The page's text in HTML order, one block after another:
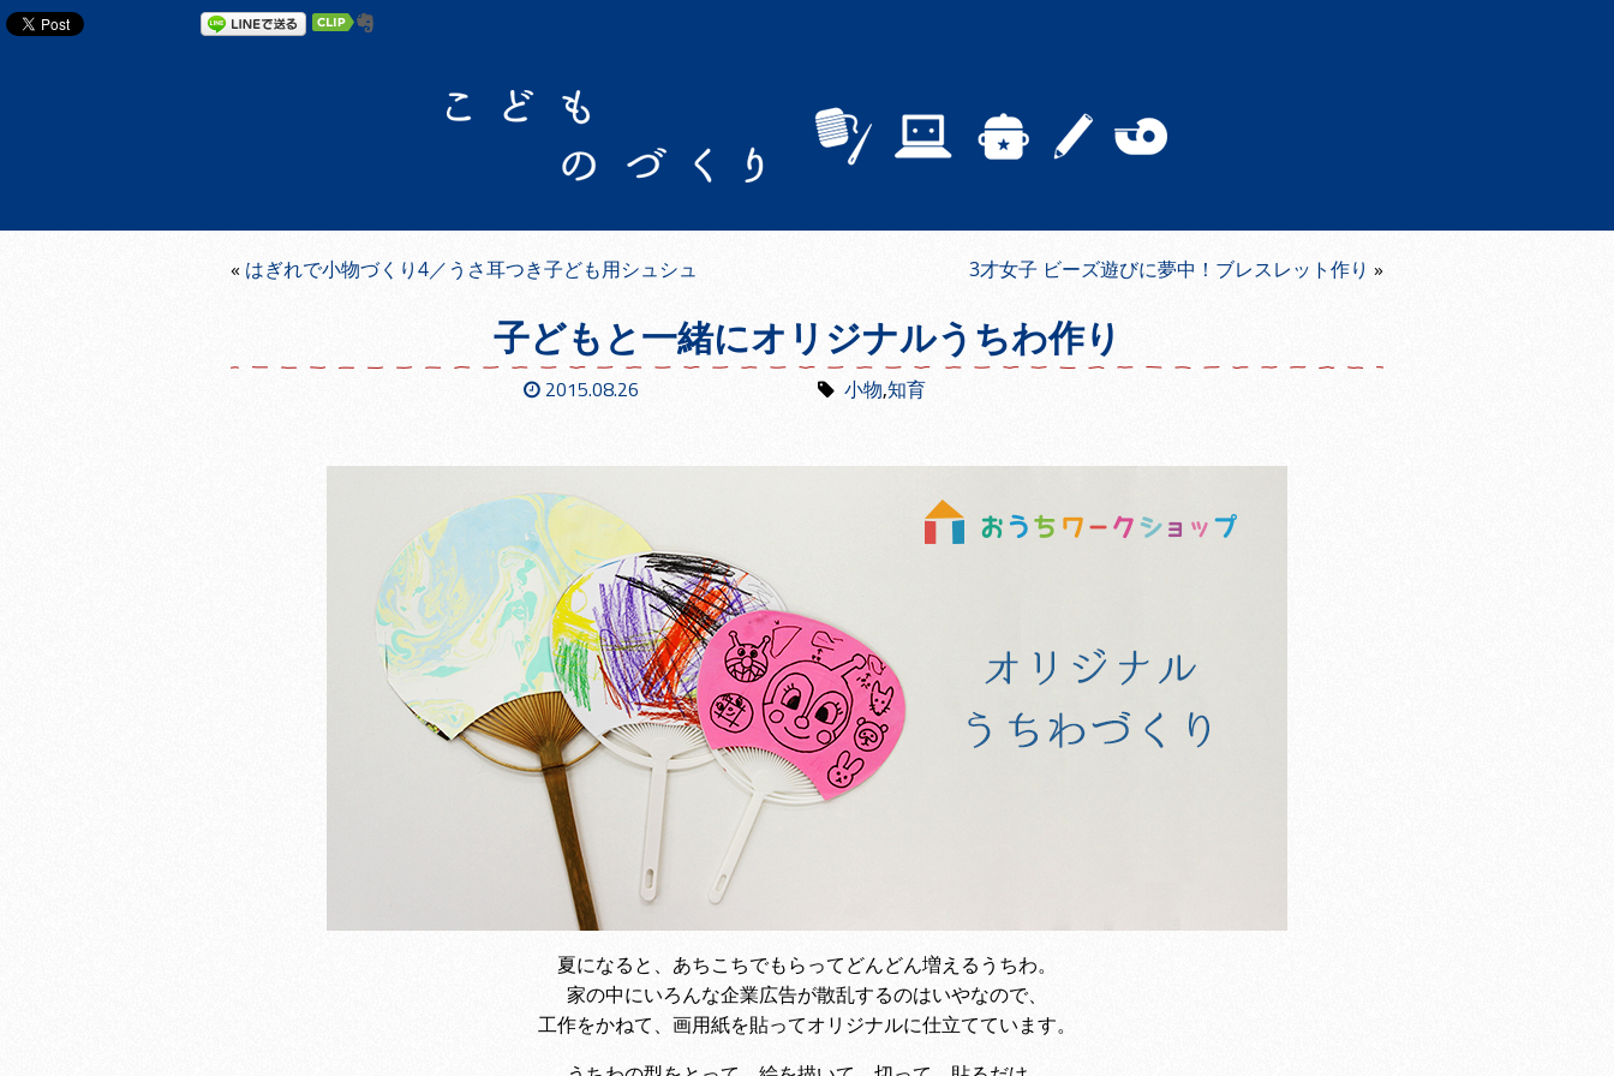
« はぎれで小物づくり4／うさ耳つき子ども用シュシュ 3才女子 ビーズ遊びに夢中！ブレスレット作り »
子どもと一緒にオリジナルうちわ作り
2015.08.26 小物,知育
夏になると、あちこちでもらってどんどん増えるうちわ。
家の中にいろんな企業広告が散乱するのはいやなので、
工作をかねて、画用紙を貼ってオリジナルに仕立てています。